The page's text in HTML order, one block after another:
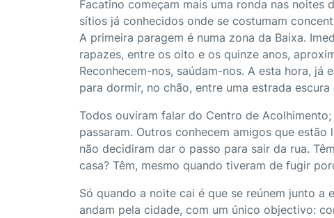
Facatino começam mais uma ronda nas noites
sítios já conhecidos onde se costumam
A primeira paragem é numa zona da Baixa.
rapazes, entre os oito e os quinze anos,
Reconhecem-nos, saúdam-nos. A esta hora, já
para dormir, no chão, entre uma estrada escura
Todos ouviram falar do Centro de
passaram. Outros conhecem amigos que estão
não decidiram dar o passo para sair da rua.
casa? Têm, mesmo quando tiveram de fugir
Só quando a noite cai é que se reúnem junto a
andam pela cidade, com um único objectivo: